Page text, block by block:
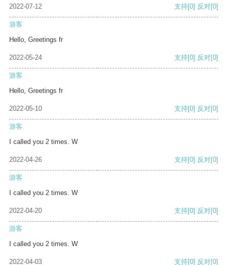
2022-07-12 支持[0] 反对[0]
游客
Hello, Greetings fr
2022-05-24 支持[0] 反对[0]
游客
Hello, Greetings fr
2022-05-10 支持[0] 反对[0]
游客
I called you 2 times. W
2022-04-26 支持[0] 反对[0]
游客
I called you 2 times. W
2022-04-20 支持[0] 反对[0]
游客
I called you 2 times. W
2022-04-03 支持[0] 反对[0]